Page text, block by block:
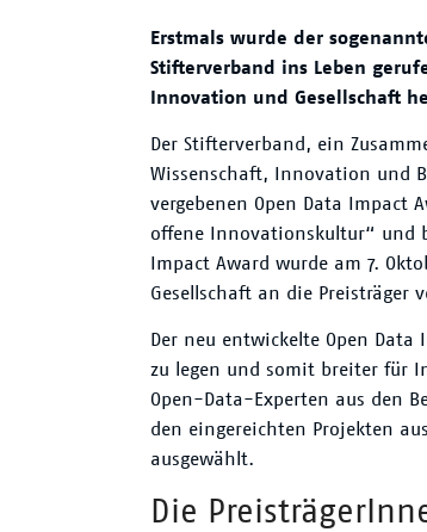
Erstmals wurde der
Stifterverband ins Leben
Innovation und Gesellschaft
Der Stifterverband, ein
Wissenschaft, Innovation und
vergebenen Open Data Impact
offene Innovationskultur“ und
Impact Award wurde am 7.
Gesellschaft an die Preisträger
Der neu entwickelte Open
zu legen und somit breiter für
Open-Data-Experten aus den
den eingereichten Projekten
ausgewählt.
Die